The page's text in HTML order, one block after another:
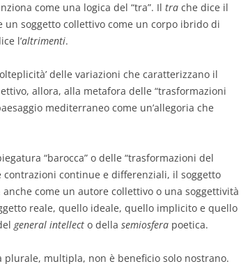
come una logica del “tra”. Il tra che dice il
un soggetto collettivo come un corpo ibrido di
l’altrimenti.
delle variazioni che caratterizzano il
allora, alla metafora delle “trasformazioni
mediterraneo come un’allegoria che
“barocca” o delle “trasformazioni del
contrazioni continue e differenziali, il soggetto
come un autore collettivo o una soggettività
reale, quello ideale, quello implicito e quello
general intellect o della semiosfera poetica.
multipla, non è beneficio solo nostrano.